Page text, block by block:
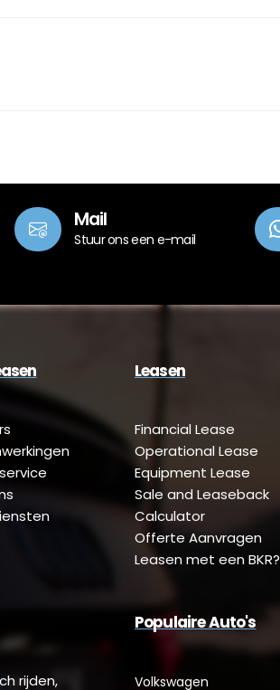
Mail
Stuur ons een e-mail
Leasen
Financial Lease
Operational Lease
Equipment Lease
Sale and Leaseback
Calculator
Offerte Aanvragen
Leasen met een BKR?
rijden,
Populaire Auto's
Volkswagen